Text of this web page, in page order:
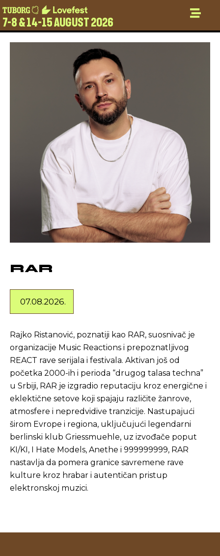
7-8 & 14-15 AUGUST 2026
RAR
07.08.2026.
Rajko Ristanović, poznatiji kao RAR, suosnivač je
organizacije Music Reactions i prepoznatljivog
REACT rave serijala i festivala. Aktivan još od
početka 2000-ih i perioda “drugog talasa techna”
u Srbiji, RAR je izgradio reputaciju kroz energične i
eklektične setove koji spajaju različite žanrove,
atmosfere i nepredvidive tranzicije. Nastupajući
širom Evrope i regiona, uključujući legendarni
berlinski klub Griessmuehle, uz izvođače poput
KI/KI, I Hate Models, Anethe i 999999999, RAR
nastavlja da pomera granice savremene rave
kulture kroz hrabar i autentičan pristup
elektronskoj muzici.